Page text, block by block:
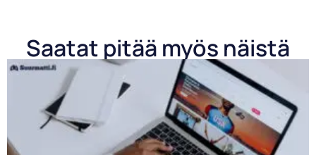
Saatat pitää myös näistä